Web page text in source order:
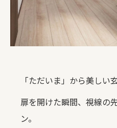
「ただいま」から美しい
扉を開けた瞬間、視線の
ン。